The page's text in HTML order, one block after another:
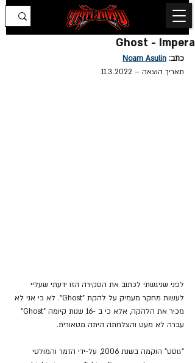
Ghost - Impera
כתב: Noam Asulin
תאריך הוצאה – 11.3.2022
לפני שניגשתי לכתוב את הסקירה הזו ידעתי שעליי
לעשות מחקר מעמיק על להקת "Ghost". לא כי אני לא
מכיר את הלהקה, אלא כי ב -16 שנות קיומה "Ghost"
עברה לא מעט והצלחתה היתה מטאורית.
"גוסט" הוקמה בשנת 2006, על-ידי הזמר והמולטי